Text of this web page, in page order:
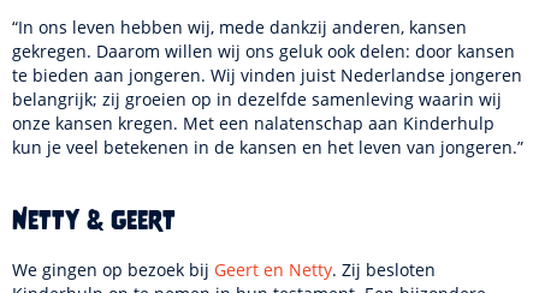
“In ons leven hebben wij, mede dankzij anderen, kansen
gekregen. Daarom willen wij ons geluk ook delen: door kansen
te bieden aan jongeren. Wij vinden juist Nederlandse jongeren
belangrijk; zij groeien op in dezelfde samenleving waarin wij
onze kansen kregen. Met een nalatenschap aan Kinderhulp
kun je veel betekenen in de kansen en het leven van jongeren.”
Netty & Geert
We gingen op bezoek bij Geert en Netty. Zij besloten